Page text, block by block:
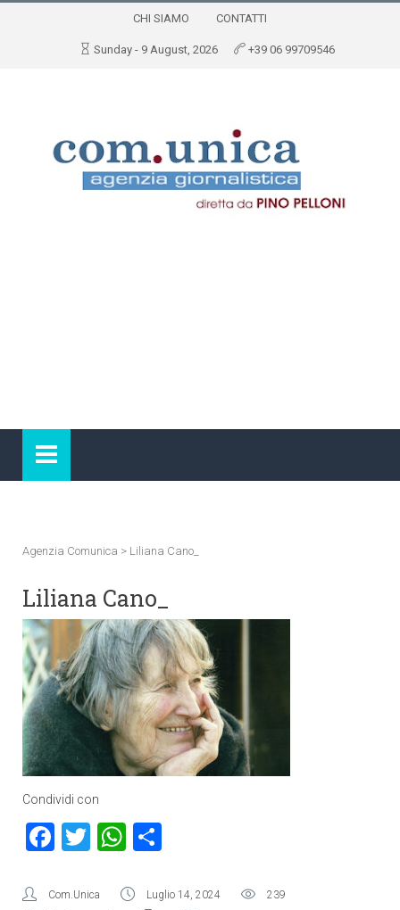
CHI SIAMO CONTATTI
Sunday - 9 August, 2026 +39 06 99709546
Agenzia Comunica > Liliana Cano_
Liliana Cano_
Condividi con
Facebook
TwitterWhatsApp
Com.Unica Luglio 14, 2024
239